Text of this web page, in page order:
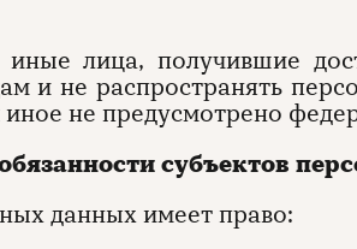
иные лица, получившие
и не распространять
не предусмотрено
субъектов
данных имеет право: